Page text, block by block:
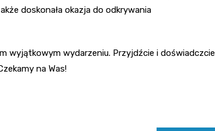
doskonała okazja do odkrywania
wyjątkowym wydarzeniu. Przyjdźcie i doświadczcie
na Was!